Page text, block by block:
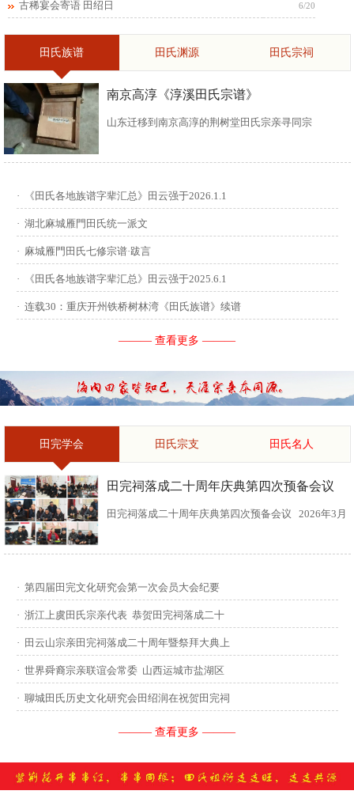
古稀宴会寄语 田绍日 6/20
田氏族谱 田氏渊源 田氏宗祠
南京高淳《淳溪田氏宗谱》
山东迁移到南京高淳的荆树堂田氏宗亲寻同宗
· 《田氏各地族谱字辈汇总》田云强于2026.1.1
· 湖北麻城雁門田氏统一派文
· 麻城雁門田氏七修宗谱·跋言
· 《田氏各地族谱字辈汇总》田云强于2025.6.1
· 连载30：重庆开州铁桥树林湾《田氏族谱》续谱
——— 查看更多 ———
田完学会 田氏宗支 田氏名人
田完祠落成二十周年庆典第四次预备会议
田完祠落成二十周年庆典第四次预备会议 2026年3月
祖”第四次预备会议。 常务副会长田传灿宗亲主持会
议...
· 第四届田完文化研究会第一次会员大会纪要
· 浙江上虞田氏宗亲代表 恭贺田完祠落成二十
· 田云山宗亲田完祠落成二十周年暨祭拜大典上
· 世界舜裔宗亲联谊会常委 山西运城市盐湖区
· 聊城田氏历史文化研究会田绍润在祝贺田完祠
——— 查看更多 ———